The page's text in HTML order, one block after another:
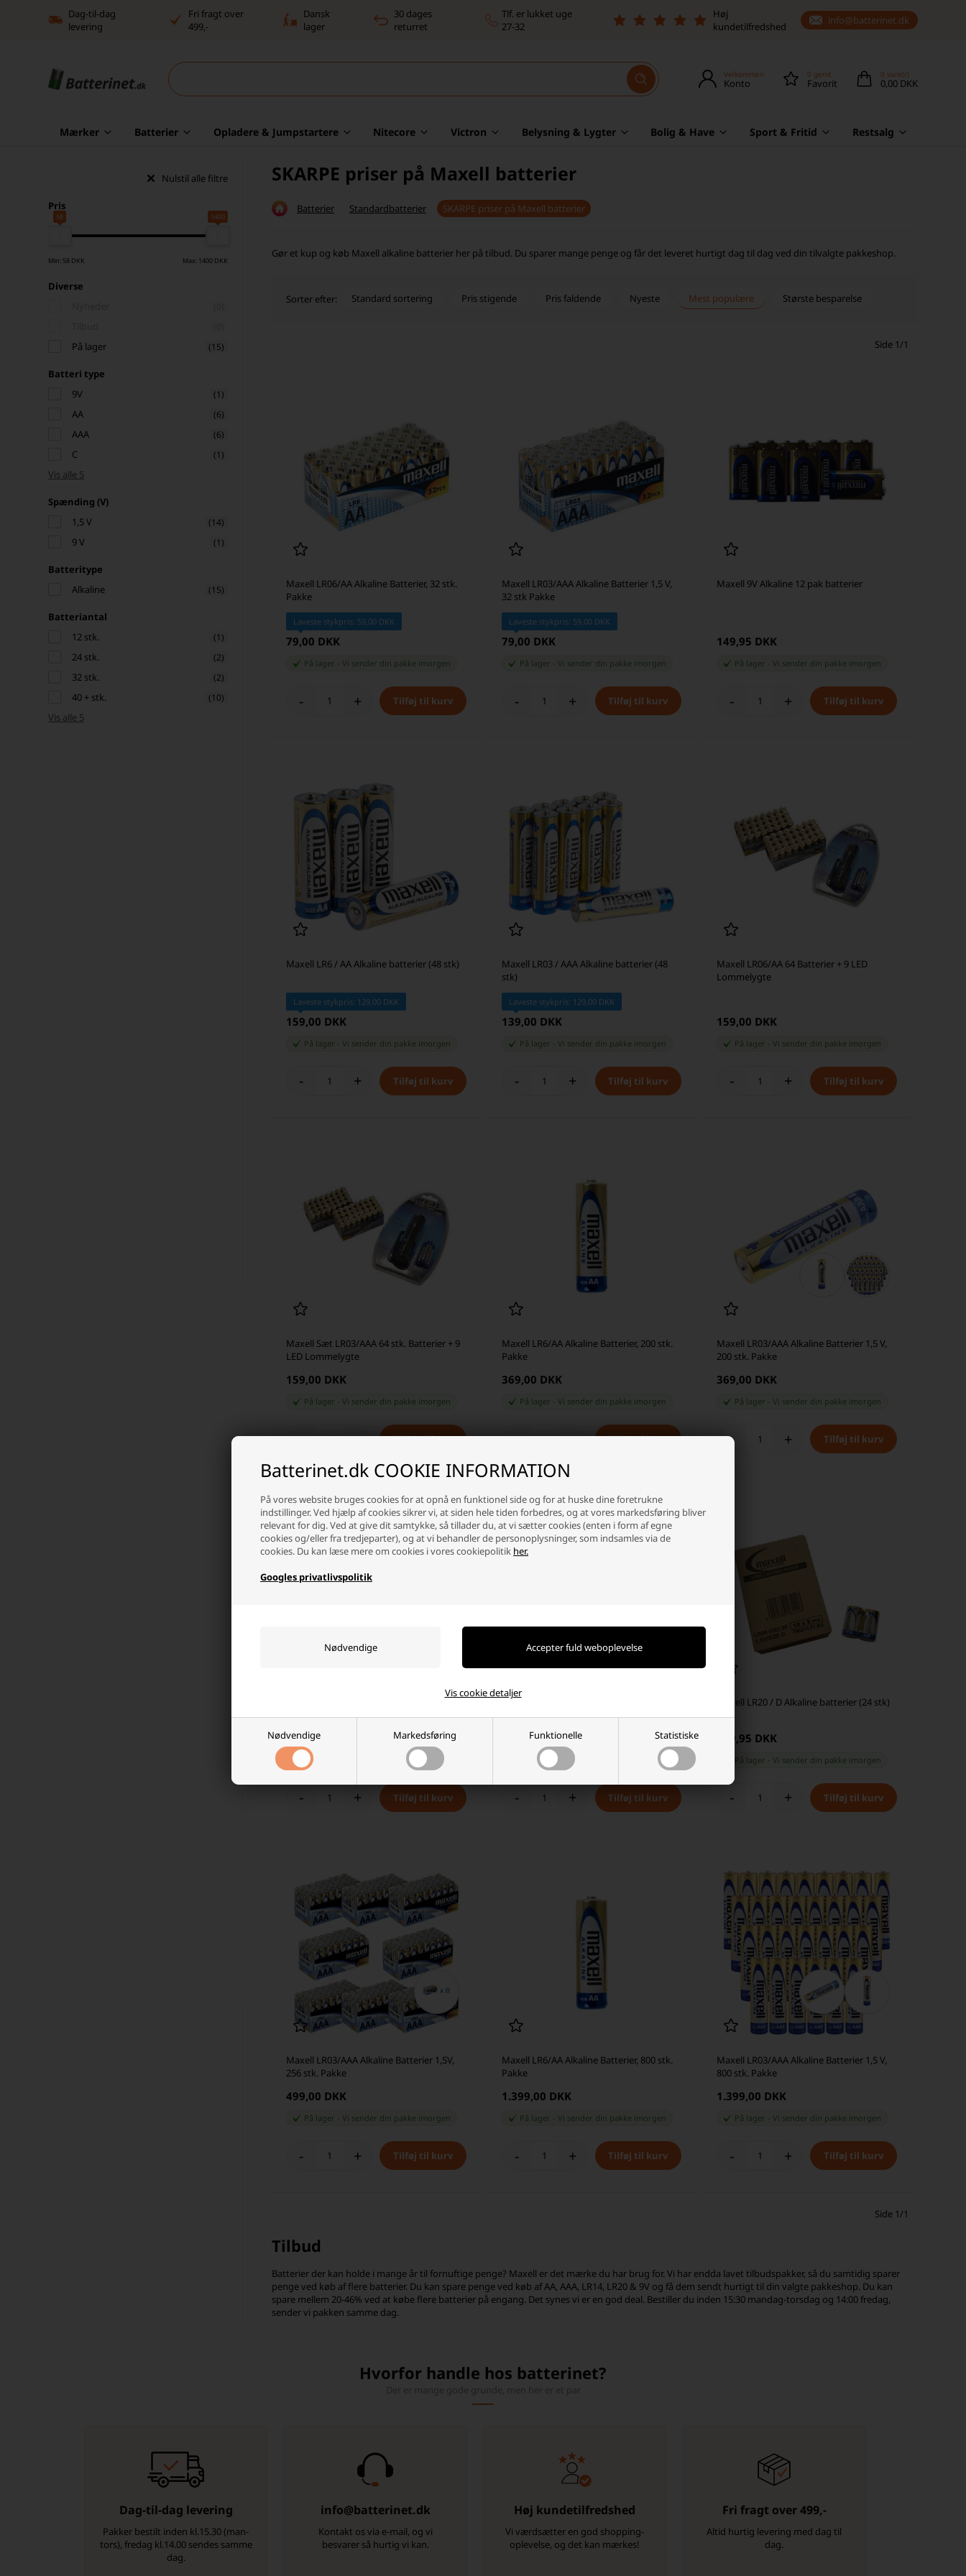
Batterinet.dk COOKIE INFORMATION
På vores website bruges cookies for at opnå en funktionel side og for at huske dine foretrukne
indstillinger. Ved hjælp af cookies sikrer vi, at siden hele tiden forbedres, og at vores markedsføring bliver
relevant for dig. Ved at give dit samtykke, så tillader du, at vi sætter cookies (enten i form af egne
cookies og/eller fra tredjeparter), og at vi behandler de personoplysninger, som indsamles via de
cookies. Du kan læse mere om cookies i vores cookiepolitik her.
Googles privatlivspolitik
Nødvendige Markedsføring Funktionelle Statistiske
Vis cookie detaljer
Dag-til-dag
levering
Fri fragt over
499,-
Dansk
lager
30 dages
returret
Tlf. er lukket uge
27-32
Høj
kundetilfredshed
info@batterinet.dk
Velkommen
Konto
0 gemt
Favorit
0 vare(r)
0,00 DKK
Mærker Batterier Opladere & Jumpstartere Nitecore Victron Belysning & Lygter Bolig & Have Sport & Fritid Restsalg
Nulstil alle filtre
Pris
58 1400
Min: 58 DKK Max: 1400 DKK
Diverse
På lager (15)
Batteri type
9V
(1)
AA (6)
AAA (6)
C (1)
Vis alle 5
Spænding (V)
1,5 V
(14)
9 V (1)
Batteritype
Alkaline
(15)
Batteriantal
12 stk.
(1)
24 stk. (2)
32 stk. (2)
40 + stk. (10)
Vis alle 5
SKARPE priser på Maxell batterier
Batterier Standardbatterier SKARPE priser på Maxell batterier
Gør et kup og køb Maxell alkaline batterier her på tilbud. Du sparer mange penge og får det leveret hurtigt dag til dag ved din tilvalgte pakkeshop.
Sorter efter: Standard sortering Pris stigende Pris faldende Nyeste Mest populære Største besparelse
Side 1/1
Maxell LR06/AA Alkaline Batterier, 32 stk.
Pakke
Laveste stykpris: 59,00 DKK
79,00 DKK
På lager -Vi sender din pakke imorgen
- +
Maxell LR03/AAA Alkaline Batterier 1,5 V,
32 stk Pakke
Laveste stykpris: 59,00 DKK
79,00 DKK
På lager Vi sender din pakke imorgen
- +
Maxell 9V Alkaline 12 pak batterier
149,95 DKK
På lager -Vi sender din pakke imorgen
- +
Maxell LR6 / AA Alkaline batterier (48 stk)
Laveste stykpris: 129,00 DKK
159,00 DKK
På lager -Vi sender din pakke imorgen
- +
Maxell LR03 / AAA Alkaline batterier (48
stk)
Laveste stykpris: 129,00 DKK
139,00 DKK
På lager Vi sender din pakke imorgen
- +
Maxell LR06/AA 64 Batterier + 9 LED
Lommelygte
159,00 DKK
På lager -Vi sender din pakke imorgen
- +
Maxell Sæt LR03/AAA 64 stk. Batterier + 9
LED Lommelygte
159,00 DKK
På lager -Vi sender din pakke imorgen
- +
Maxell LR6/AA Alkaline Batterier, 200 stk.
Pakke
369,00 DKK
På lager Vi sender din pakke imorgen
- +
Maxell LR03/AAA Alkaline Batterier 1,5 V,
200 stk. Pakke
369,00 DKK
På lager -Vi sender din pakke imorgen
- +
Maxell LR06/AA Alkaline Batterier, 256 stk.
Pakke
499,00 DKK
På lager Vi sender din pakke imorgen
- +
Maxell LR14 / C Alkaline batterier (24 stk)
199,00 DKK
På lager -Vi sender din pakke imorgen
- +
Maxell LR20 / D Alkaline batterier (24 stk)
249,95 DKK
På lager -Vi sender din pakke imorgen
- +
Maxell LR03/AAA Alkaline Batterier 1,5V,
256 stk. Pakke
499,00 DKK
På lager -Vi sender din pakke imorgen
- +
Maxell LR6/AA Alkaline Batterier, 800 stk.
Pakke
1.399,00 DKK
På lager Vi sender din pakke imorgen
- +
Maxell LR03/AAA Alkaline Batterier 1,5 V,
800 stk. Pakke
1.399,00 DKK
På lager -Vi sender din pakke imorgen
- +
Side 1/1
Tilbud
Batterier der kan holde i mange år til fornuftige penge? Maxell er det mærke du har brug for. Vi har endda lavet tilbudspakker, så du samtidig sparer
penge ved køb af flere batterier. Du kan spare penge ved køb af AA, AAA, LR14, LR20 & 9V og få dem sendt hurtigt til din valgte pakkeshop. Du kan
spare mellem 20-46% ved at købe flere batterier på engang. Det synes vi er en god deal. Bestiller du inden 15:30 mandag-torsdag og 14:00 fredag,
sender vi pakken samme dag.
Hvorfor handle hos batterinet?
Dag-til-dag levering
Pakker bestilt inden kl.15.30 (man-
tors), fredag kl.14.00 sendes samme
dag.
info@batterinet.dk
Kontakt os via e-mail, og vi
besvarer så hurtig vi kan.
Høj kundetilfredshed
Vi værdsætter en god shopping-
oplevelse, og det kan mærkes!
Fri fragt over 499,-
Altid hurtig levering med dag til
dag.